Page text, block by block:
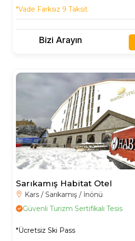
*Vade Farksız 9 Taksit
Bizi Arayın
Sarıkamış Habitat Otel
Kars / Sarıkamış / İnönü
Güvenli Turizm Sertifikalı Tesis
*Ücretsiz Ski Pass